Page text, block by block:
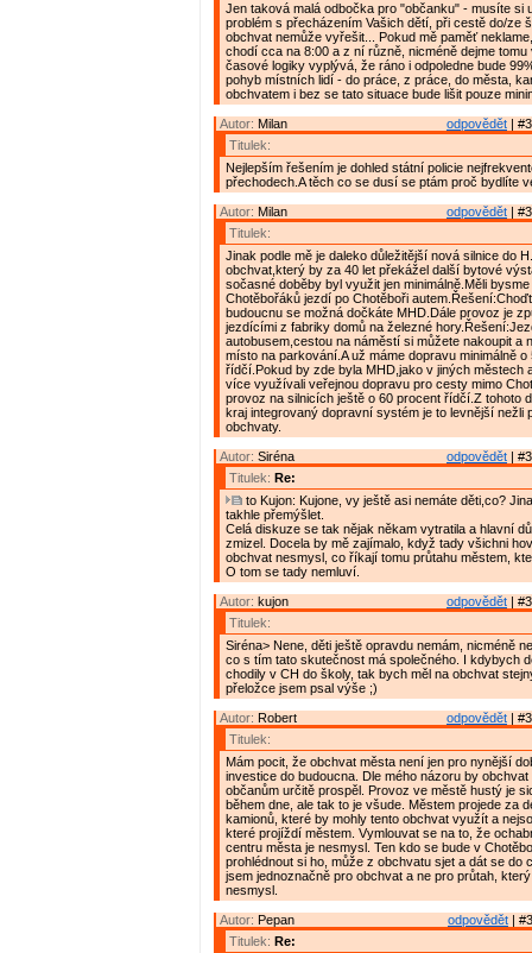
Jen taková malá odbočka pro "občanku" - musíte si
problém s přecházením Vašich dětí, při cestě do/ze
obchvat nemůže vyřešit... Pokud mě paměť
chodí cca na 8:00 a z ní různě, nicméně dejme tomu
časové logiky vyplývá, že ráno i odpoledne bude
pohyb místních lidí - do práce, z práce, do města,
obchvatem i bez se tato situace bude lišit pouze
odpovědět |
Autor: Milan
Titulek:
Nejlepším řešením je dohled státní policie
přechodech.A těch co se dusí se ptám proč bydlíte
odpovědět |
Autor: Milan
Titulek:
Jinak podle mě je daleko důležitější nová silnice do
obchvat,který by za 40 let překážel další bytové
sočasné doběby byl využit jen minimálně.Měli
Chotěbořáků jezdí po Chotěboři
budoucnu se možná dočkáte MHD.Dále provoz je
jezdícími z fabriky domů na železné
autobusem,cestou na náměstí si můžete nakoupit a
místo na parkování.A už máme dopravu minimálně o
řídčí.Pokud by zde byla MHD,jako v jiných městech
více využívali veřejnou dopravu pro cesty mimo
provoz na silnicích ještě o 60 procent řídčí.Z tohoto
kraj integrovaný dopravní systém je to levnější nežli
obchvaty.
odpovědět |
Autor: Siréna
Titulek: Re:
to Kujon: Kujone, vy ještě asi nemáte děti,co?
takhle přemýšlet.
Celá diskuze se tak nějak někam vytratila a hlavní
zmizel. Docela by mě zajímalo, když tady všichni
obchvat nesmysl, co říkají tomu průtahu městem,
O tom se tady nemluví.
odpovědět |
Autor: kujon
Titulek:
Siréna> Nene, děti ještě opravdu nemám, nicméně
co s tím tato skutečnost má společného. I kdybych
chodily v CH do školy, tak bych měl na obchvat
přeložce jsem psal výše ;)
odpovědět |
Autor: Robert
Titulek:
Mám pocit, že obchvat města není jen pro nynější
investice do budoucna. Dle mého názoru by
občanům určitě prospěl. Provoz ve městě hustý je
během dne, ale tak to je všude. Městem projede za
kamionů, které by mohly tento obchvat využít a
které projíždí městem. Vymlouvat se na to, že
centru města je nesmysl. Ten kdo se bude v
prohlédnout si ho, může z obchvatu sjet a dát se do
jsem jednoznačně pro obchvat a ne pro průtah,
nesmysl.
odpovědět |
Autor: Pepan
Titulek: Re: